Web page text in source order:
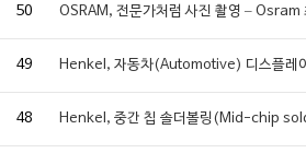
50 OSRAM, 전문가처럼 사진 촬영 – Osram
49 Henkel, 자동차(Automotive) 디스플레
48 Henkel, 중간 칩 솔더볼링(Mid-chip